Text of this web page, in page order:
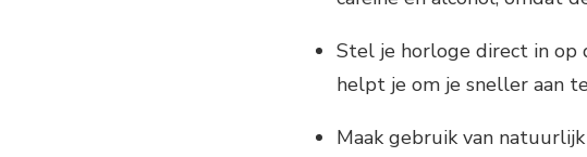
Stel je horloge direct in op
helpt je om je sneller aan
Maak gebruik van